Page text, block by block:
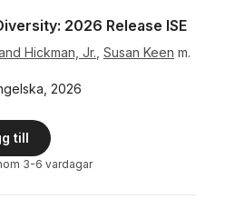
2026 Release ISE
Hickman, Jr. Susan Keen m.
2026
till
3-6 vardagar